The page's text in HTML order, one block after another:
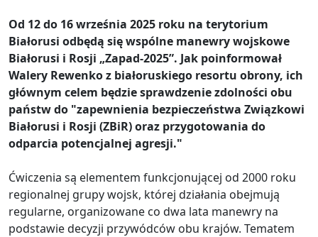
Od 12 do 16 września 2025 roku na terytorium
Białorusi odbędą się wspólne manewry wojskowe
Białorusi i Rosji „Zapad-2025”. Jak poinformował
Walery Rewenko z białoruskiego resortu obrony, ich
głównym celem będzie sprawdzenie zdolności obu
państw do "zapewnienia bezpieczeństwa Związkowi
Białorusi i Rosji (ZBiR) oraz przygotowania do
odparcia potencjalnej agresji."
Ćwiczenia są elementem funkcjonującej od 2000 roku
regionalnej grupy wojsk, której działania obejmują
regularne, organizowane co dwa lata manewry na
podstawie decyzji przywódców obu krajów. Tematem